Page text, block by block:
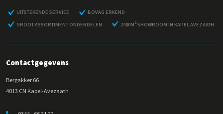
UITSTEKENDE SERVICE
BOVAG ERKEND
GROOT ASSORTIMENT ONDERDELEN
2480M 2SHOWROOM IN KAPEL-AVEZAATH
Contactgegevens
Bergakker 66
4013 CN Kapel-Avezaath